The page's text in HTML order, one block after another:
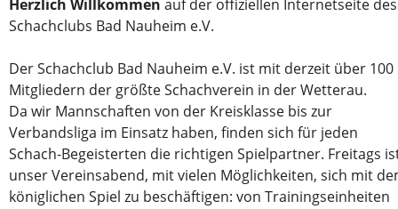
Herzlich Willkommen auf der offiziellen Internetseite des
Schachclubs Bad Nauheim e.V.
Der Schachclub Bad Nauheim e.V. ist mit derzeit über 100
Mitgliedern der größte Schachverein in der Wetterau.
Da wir Mannschaften von der Kreisklasse bis zur
Verbandsliga im Einsatz haben, finden sich für jeden
Schach-Begeisterten die richtigen Spielpartner. Freitags
unser Vereinsabend, mit vielen Möglichkeiten, sich mit
königlichen Spiel zu beschäftigen: von Trainingseinheiten